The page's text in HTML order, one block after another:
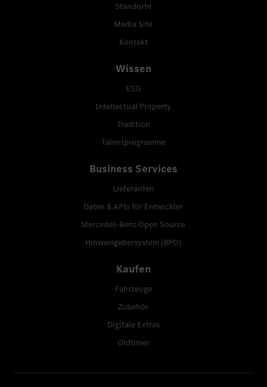
Standorte
Media Site
Kontakt
Wissen
ESG
Intellectual Property
Tradition
Talentprogramme
Business Services
Lieferanten
Daten & APIs für Entwickler
Mercedes-Benz Open Source
Hinweisgebersystem (BPO)
Kaufen
Fahrzeuge
Zubehör
Digitale Extras
Oldtimer